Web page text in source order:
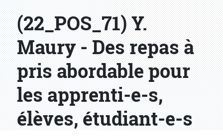
(22_POS_71) Y.
Maury - Des repas à
pris abordable pour
les apprenti-e-s,
élèves, étudiant-e-s